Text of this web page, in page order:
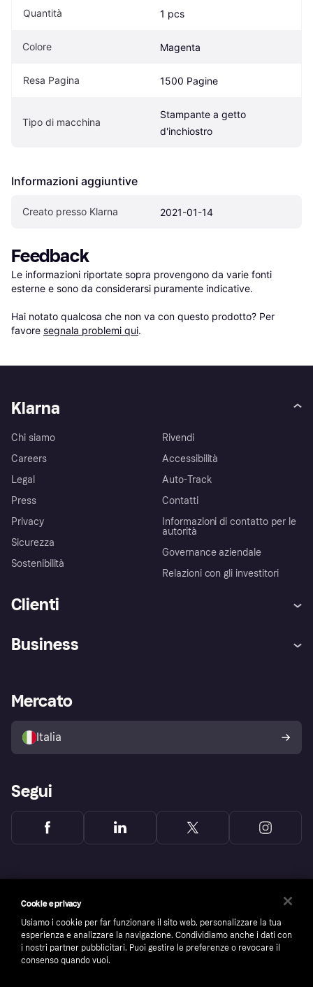
Quantità 1 pcs
Colore Magenta
Resa Pagina 1500 Pagine
Tipo di macchina
Stampante a getto
d'inchiostro
Informazioni aggiuntive
Creato presso Klarna 2021-01-14
Feedback
Le informazioni riportate sopra provengono da varie fonti
esterne e sono da considerarsi puramente indicative.
Hai notato qualcosa che non va con questo prodotto? Per
favore segnala problemi qui.
Klarna
Chi siamo
Careers
Legal
Press
Privacy
Sicurezza
Sostenibilità
Rivendi
Accessibilità
Auto-Track
Contatti
Informazioni di contatto per le
autorità
Governance aziendale
Relazioni con gli investitori
Clienti
Esplora i negozi
Politica di protezione
dell'acquirente Klarna
Business
Accesso aziende
Mercato
Italia
Segui
Cookie e privacy
Usiamo i cookie per far funzionare il sito web, personalizzare la tua
esperienza e analizzare la navigazione. Condividiamo anche i dati con
i nostri partner pubblicitari. Puoi gestire le preferenze o revocare il
consenso quando vuoi.